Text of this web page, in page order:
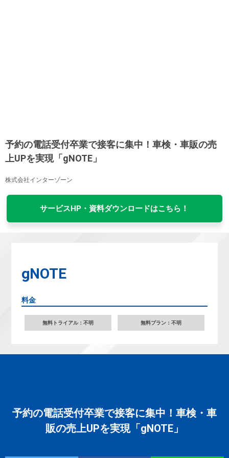
予約の電話受付卒業で接客に集中！車検・車販の売
上UPを実現「gNOTE」
株式会社インターゾーン
サービスHP・資料ダウンロードはこちら！
gNOTE
料金
無料トライアル：不明 無料プラン：不明
予約の電話受付卒業で接客に集中！車検・車
販の売上UPを実現「gNOTE」